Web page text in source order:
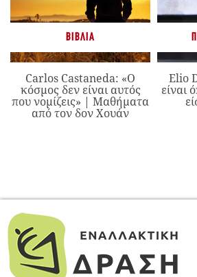
ΒΙΒΛΊΑ
Carlos Castaneda: «Ο
κόσμος δεν είναι αυτός
που νομίζεις» | Μαθήματα
από τον δον Χουάν
Elio
είναι